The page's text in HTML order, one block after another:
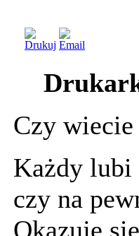
Czy wiecie
Każdy lubi
czy na
Okazuje